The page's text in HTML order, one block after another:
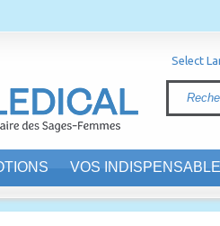
VOS
Select